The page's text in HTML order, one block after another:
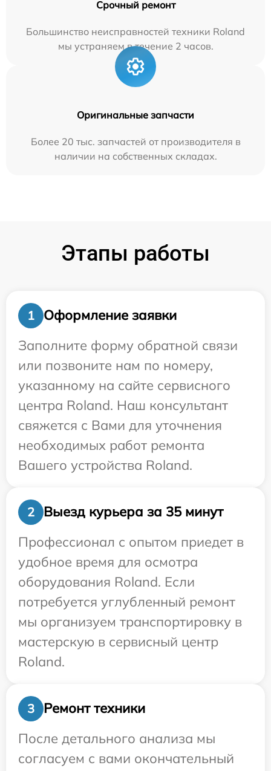
Срочный ремонт
Большинство неисправностей техники Roland
мы устраняем в течение 2 часов.
Оригинальные запчасти
Более 20 тыс. запчастей от производителя в
наличии на собственных складах.
Этапы работы
1
Оформление заявки
Заполните форму обратной связи
или позвоните нам по номеру,
указанному на сайте сервисного
центра Roland. Наш консультант
свяжется с Вами для уточнения
необходимых работ ремонта
Вашего устройства Roland.
2
Выезд курьера за 35 минут
Профессионал с опытом приедет в
удобное время для осмотра
оборудования Roland. Если
потребуется углубленный ремонт
мы организуем транспортировку в
мастерскую в сервисный центр
Roland.
3
Ремонт техники
После детального анализа мы
согласуем с вами окончательный